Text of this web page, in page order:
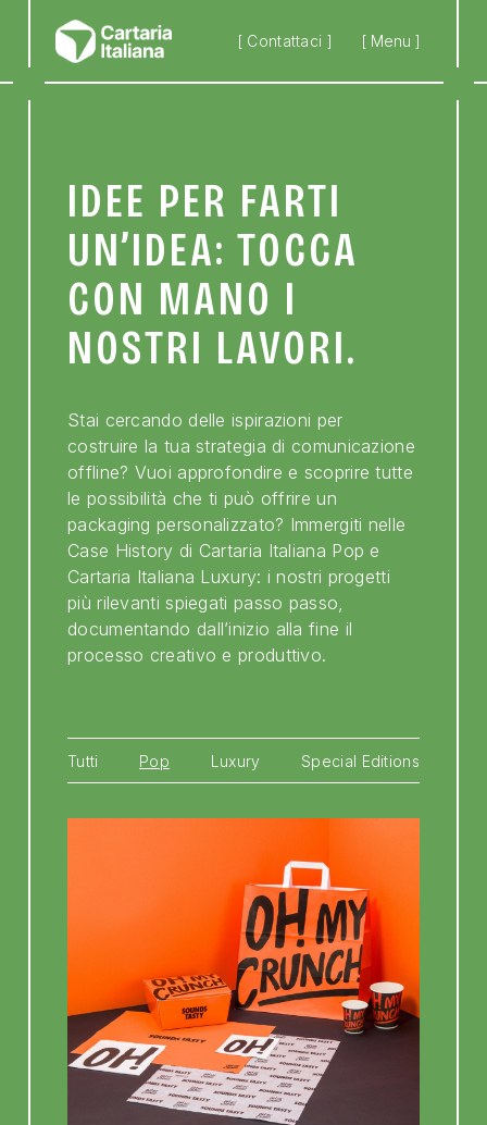
[ Contattaci ] [ Menu ]
IDEE PER FARTI
UN’IDEA: TOCCA
CON MANO I
NOSTRI LAVORI.
Stai cercando delle ispirazioni per
costruire la tua strategia di comunicazione
offline? Vuoi approfondire e scoprire tutte
le possibilità che ti può offrire un
packaging personalizzato? Immergiti nelle
Case History di Cartaria Italiana Pop e
Cartaria Italiana Luxury: i nostri progetti
più rilevanti spiegati passo passo,
documentando dall’inizio alla fine il
processo creativo e produttivo.
Tutti Pop Luxury Special Editions